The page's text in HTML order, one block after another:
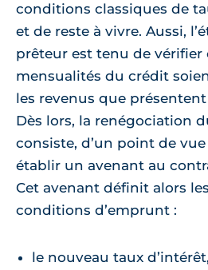
conditions classiques de
et de reste à vivre. Aussi,
prêteur est tenu de vérifier
mensualités du crédit
les revenus que
Dès lors, la renégociation
consiste, d’un point de
établir un avenant au
Cet avenant définit alors
conditions d’emprunt :
le nouveau taux d’intérêt,